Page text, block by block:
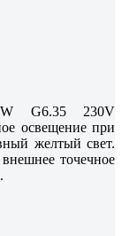
G6.35 230V
освещение при
желтый свет.
точечное